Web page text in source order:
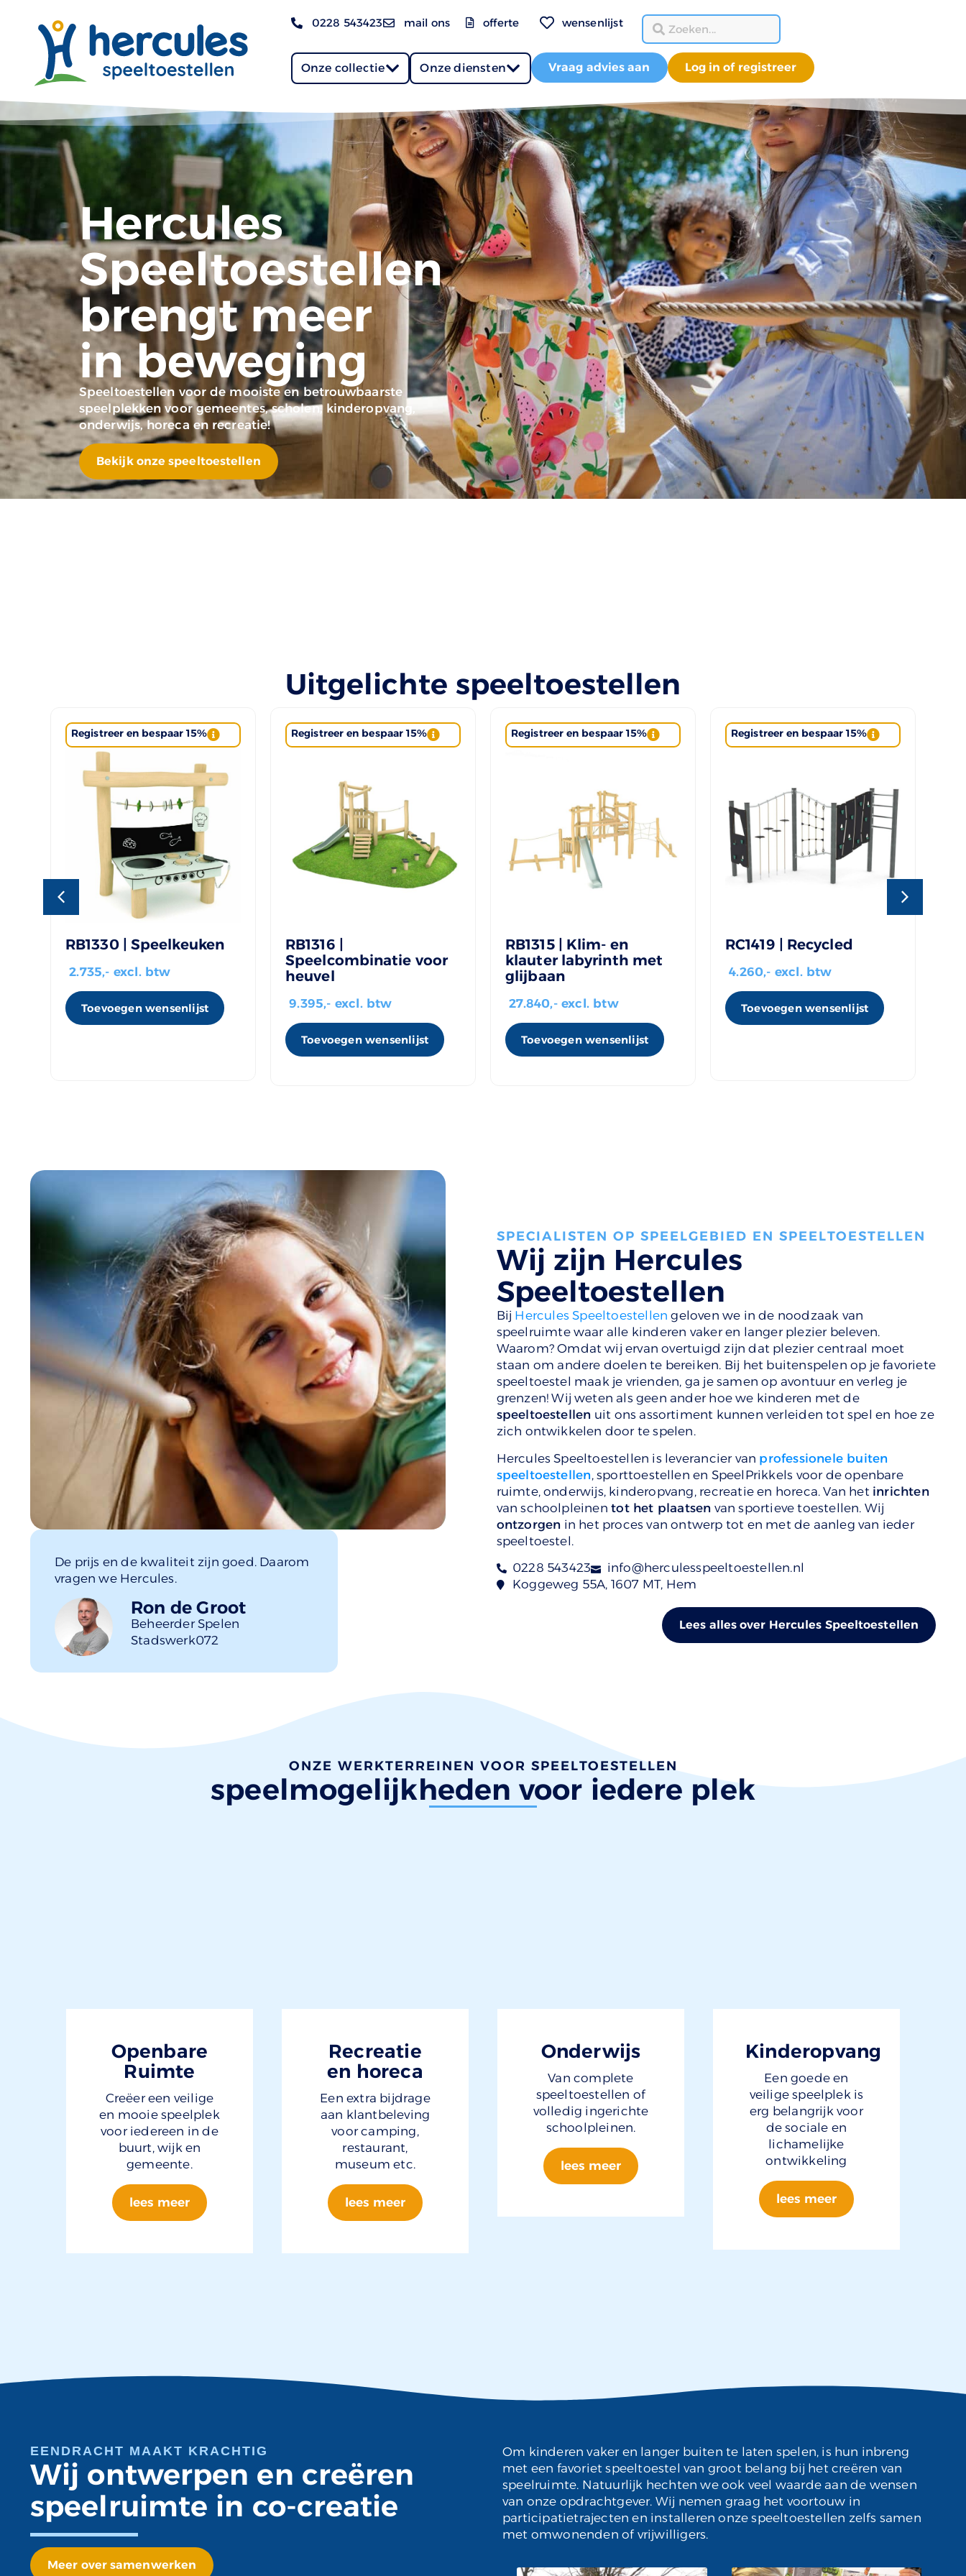
0228 543423 mail ons offerte wensenlijst
Onze collectie Onze diensten Vraag advies aan Log in of registreer
Hercules
Speeltoestellen
brengt meer
in beweging
Speeltoestellen voor de mooiste en betrouwbaarste
speelplekken voor gemeentes, scholen, kinderopvang,
onderwijs, horeca en recreatie!
Bekijk onze speeltoestellen
Uitgelichte speeltoestellen
Registreer en bespaar 15%
RB1330 | Speelkeuken
2.735,- excl. btw
Toevoegen wensenlijst
Registreer en bespaar 15%
RB1316 |
Speelcombinatie voor
heuvel
9.395,- excl. btw
Toevoegen wensenlijst
Registreer en bespaar 15%
RB1315 | Klim- en
klauter labyrinth met
glijbaan
27.840,- excl. btw
Toevoegen wensenlijst
Registreer en bespaar 15%
RC1419 | Recycled
4.260,- excl. btw
Toevoegen wensenlijst
De prijs en de kwaliteit zijn goed. Daarom
vragen we Hercules.
Ron de Groot
Beheerder Spelen
Stadswerk072
SPECIALISTEN OP SPEELGEBIED EN SPEELTOESTELLEN
Wij zijn Hercules
Speeltoestellen
Bij Hercules Speeltoestellen geloven we in de noodzaak van
speelruimte waar alle kinderen vaker en langer plezier beleven.
Waarom? Omdat wij ervan overtuigd zijn dat plezier centraal moet
staan om andere doelen te bereiken. Bij het buitenspelen op je favoriete
speeltoestel maak je vrienden, ga je samen op avontuur en verleg je
grenzen! Wij weten als geen ander hoe we kinderen met de
speeltoestellen uit ons assortiment kunnen verleiden tot spel en hoe ze
zich ontwikkelen door te spelen.
Hercules Speeltoestellen is leverancier van professionele buiten
speeltoestellen, sporttoestellen en SpeelPrikkels voor de openbare
ruimte, onderwijs, kinderopvang, recreatie en horeca. Van het inrichten
van schoolpleinentot het plaatsen van sportieve toestellen. Wij
ontzorgen in het proces van ontwerp tot en met de aanleg van ieder
speeltoestel.
0228 543423
info@herculesspeeltoestellen.nl
Koggeweg 55A, 1607 MT, Hem
Lees alles over Hercules Speeltoestellen
ONZE WERKTERREINEN VOOR SPEELTOESTELLEN
speelmogelijkheden voor iedere plek
Openbare
Ruimte
Creëer een veilige
en mooie speelplek
voor iedereen in de
buurt, wijk en
gemeente.
lees meer
Recreatie
en horeca
Een extra bijdrage
aan klantbeleving
voor camping,
restaurant,
museum etc.
lees meer
Onderwijs
Van complete
speeltoestellen of
volledig ingerichte
schoolpleinen.
lees meer
Kinderopvang
Een goede en
veilige speelplek is
erg belangrijk voor
de sociale en
lichamelijke
ontwikkeling
lees meer
EENDRACHT MAAKT KRACHTIG
Wij ontwerpen en creëren
speelruimte in co-creatie
Meer over samenwerken
Om kinderen vaker en langer buiten te laten spelen, is hun inbreng
met een favoriet speeltoestel van groot belang bij het creëren van
speelruimte. Natuurlijk hechten we ook veel waarde aan de wensen
van onze opdrachtgever. Wij nemen graag het voortouw in
participatietrajecten en installeren onze speeltoestellen zelfs samen
met omwonenden of vrijwilligers.